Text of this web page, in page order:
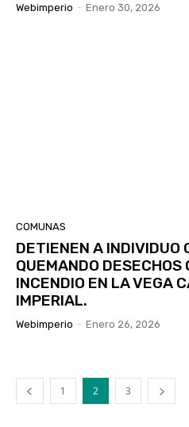
Webimperio - Enero 30, 2026
COMUNAS
DETIENEN A INDIVIDUO
QUEMANDO DESECHOS
INCENDIO EN LA VEGA
IMPERIAL.
Webimperio - Enero 26, 2026
1 2 3